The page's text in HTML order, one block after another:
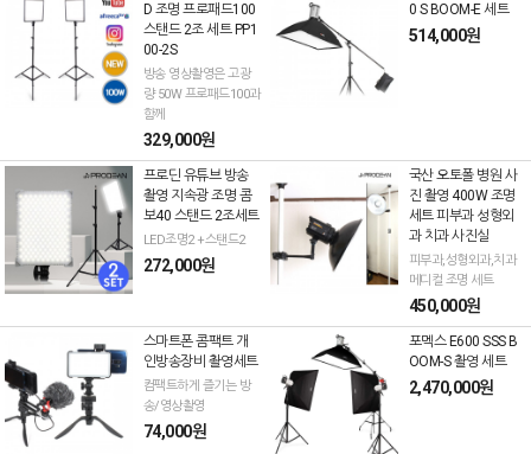
D 조명 프로패드100
스탠드 2조 세트 PP1
00-2S
방송 영상촬영은 고광
량 50W 프로패드100과
함께
329,000원
0 S BOOM-E 세트
514,000원
프로딘 유튜브 방송
촬영 지속광 조명 콤
보40 스탠드 2조세트
LED조명2 +스탠드2
272,000원
국산 오토폴 병원 사
진 촬영 400W 조명
세트 피부과 성형외
과 치과 사진실
피부과,성형외과,치과
메디컬 조명 세트
450,000원
스마트폰 콤팩트 개
인방송장비 촬영세트
컴팩트하게 즐기는 방
송/영상촬영
74,000원
포멕스 E600 SSS B
OOM-S 촬영 세트
2,470,000원